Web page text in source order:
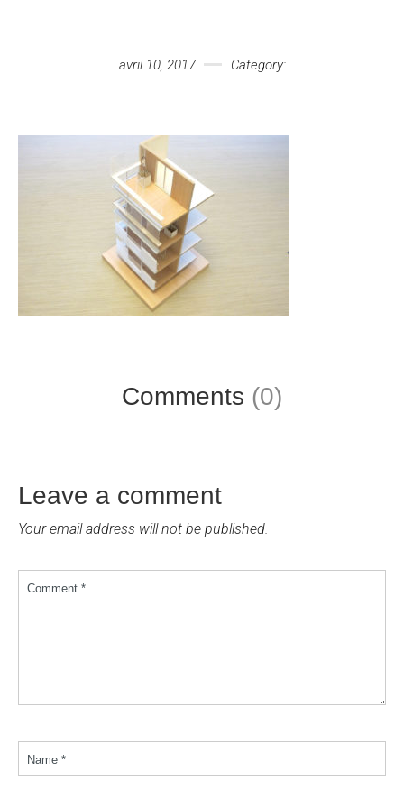
avril 10, 2017 Category:
Comments (0)
Leave a comment
Your email address will not be published.
Comment *
Name *